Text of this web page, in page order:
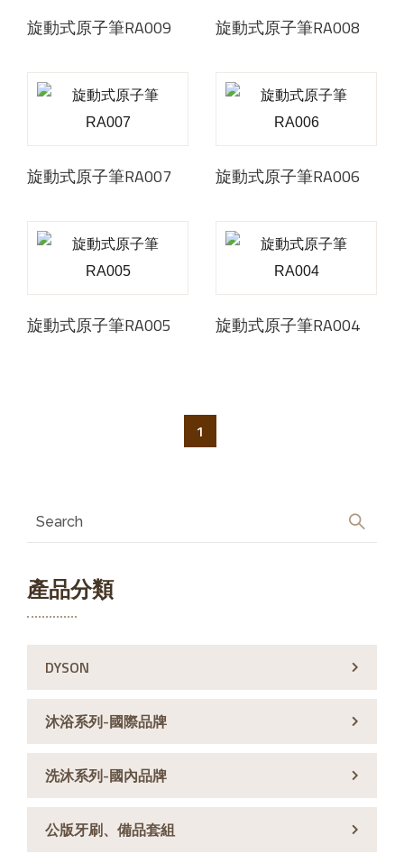
產品分類
DYSON
沐浴系列-國際品牌
洗沐系列-國內品牌
公版牙刷、備品套組
旋動式原子筆RA009 旋動式原子筆RA008
旋動式原子筆RA007 旋動式原子筆RA006
旋動式原子筆RA005 旋動式原子筆RA004
1